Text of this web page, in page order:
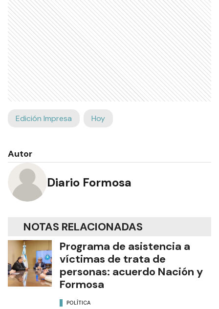
Edición Impresa Hoy
Autor
Diario Formosa
NOTAS RELACIONADAS
Programa de asistencia a
víctimas de trata de
personas: acuerdo Nación y
Formosa
POLÍTICA